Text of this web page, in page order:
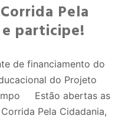
Pela
participe!
de financiamento do
do Projeto
Estão abertas as
Pela Cidadania,